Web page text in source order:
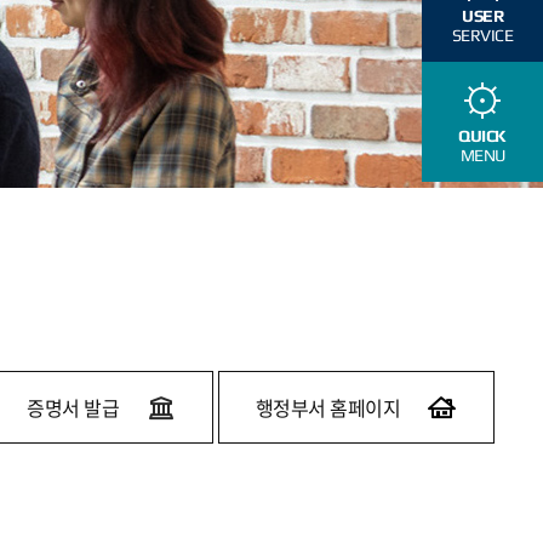
USER
SERVICE
QUICK
MENU
증명서 발급 행정부서 홈페이지